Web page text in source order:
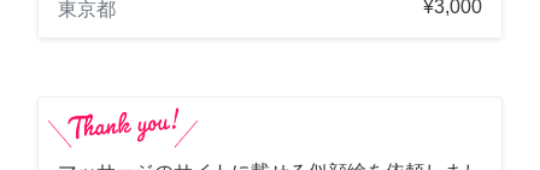
東京都
¥3,000